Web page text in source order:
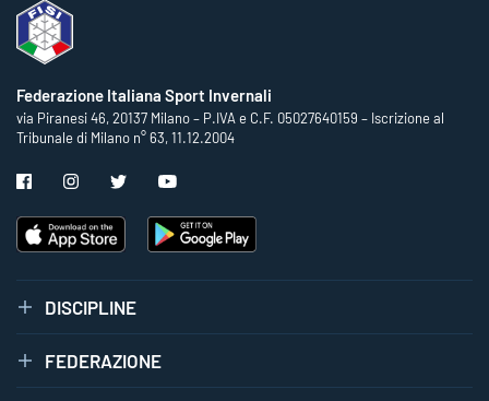
Federazione Italiana Sport Invernali
via Piranesi 46, 20137 Milano – P.IVA e C.F. 05027640159 – Iscrizione al
Tribunale di Milano n° 63, 11.12.2004
DISCIPLINE
FEDERAZIONE